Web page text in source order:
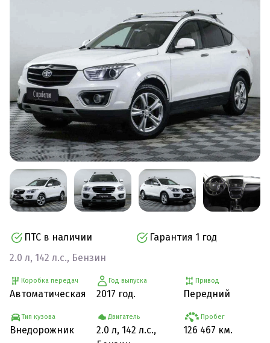
ПТС в наличии
Гарантия 1 год
2.0 л, 142 л.с., Бензин
Коробка передач
Автоматическая
Тип кузова
Внедорожник
Год выпуска
2017 год.
Двигатель
2.0 л, 142 л.с.,
Привод
Передний
Пробег
126 467 км.